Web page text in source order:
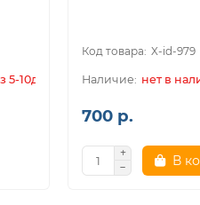
5-10дн.
X-id-979
нет в
700 р.
В